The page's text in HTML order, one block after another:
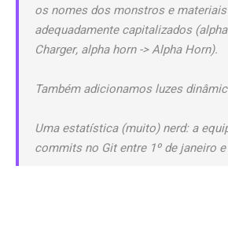
os nomes dos monstros e
adequadamente capitalizados
Charger, alpha horn -> Alpha Horn).
Também adicionamos luzes
Uma estatística (muito) nerd: a
commits no Git entre 1º de janeiro